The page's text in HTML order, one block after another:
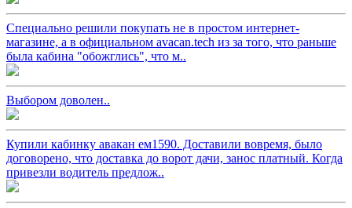
Специально решили покупать не в простом интернет-
магазине, а в официальном avacan.tech из за того, что раньше
была кабина "обожглись", что м..
Выбором доволен..
Купили кабинку авакан ем1590. Доставили вовремя, было
договорено, что доставка до ворот дачи, занос платный. Когда
привезли водитель предлож..